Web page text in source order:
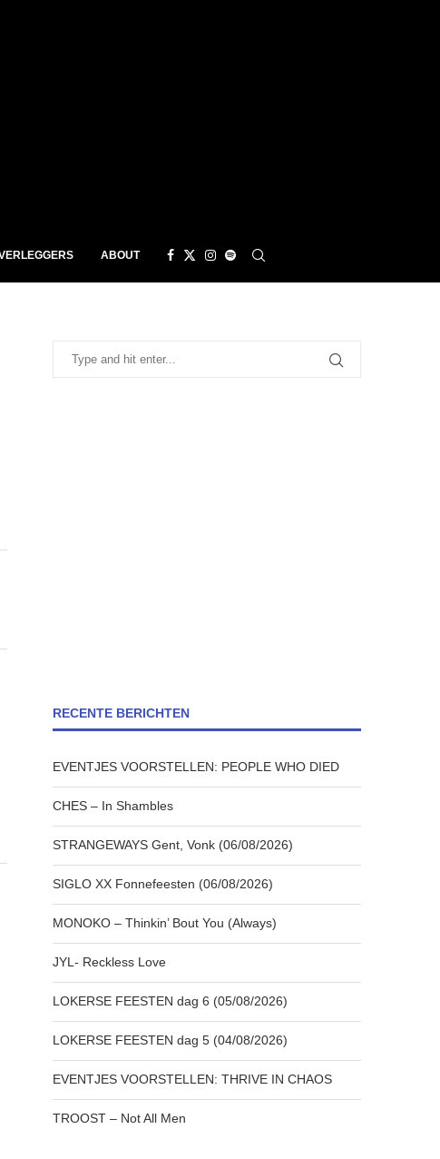
ABOUT
RECENTE BERICHTEN
EVENTJES VOORSTELLEN: PEOPLE WHO DIED
CHES – In Shambles
STRANGEWAYS Gent, Vonk (06/08/2026)
SIGLO XX Fonnefeesten (06/08/2026)
MONOKO – Thinkin’ Bout You (Always)
JYL- Reckless Love
LOKERSE FEESTEN dag 6 (05/08/2026)
LOKERSE FEESTEN dag 5 (04/08/2026)
EVENTJES VOORSTELLEN: THRIVE IN CHAOS
TROOST – Not All Men